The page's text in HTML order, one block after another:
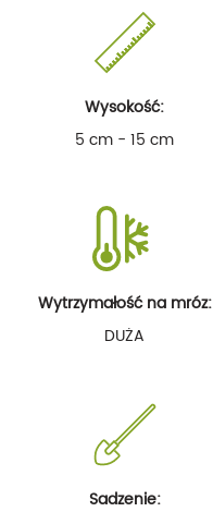
Wysokość:
5 cm - 15 cm
Wytrzymałość na mróz:
DUŻA
Sadzenie: